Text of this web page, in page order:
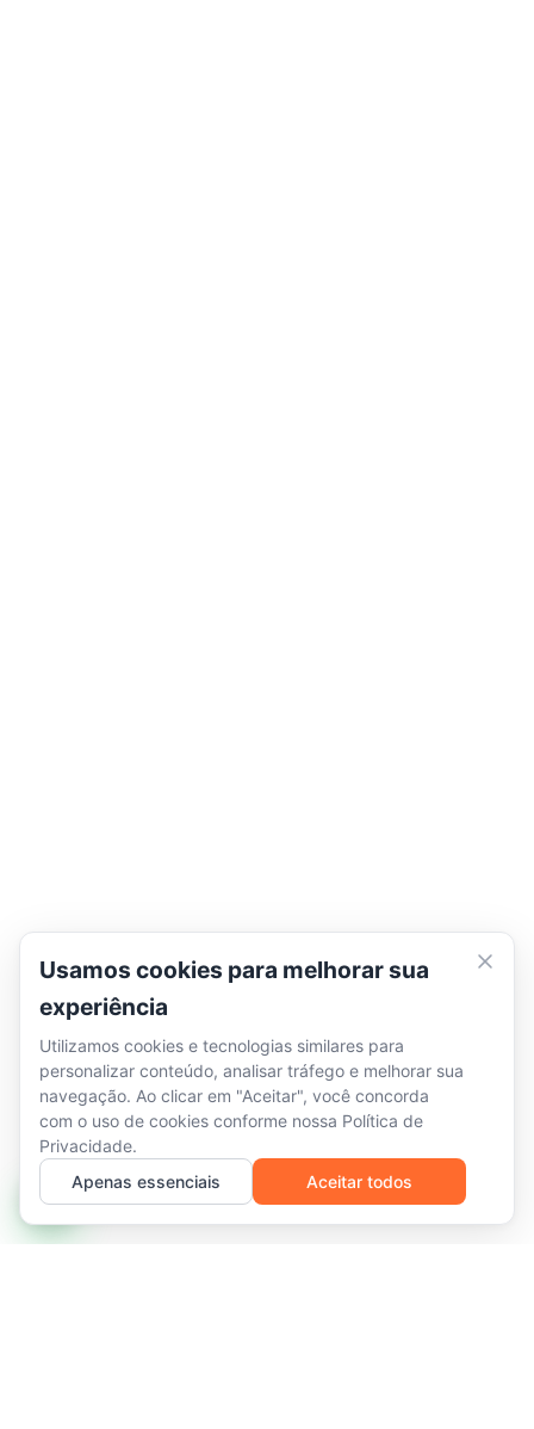
Usamos cookies para melhorar sua
experiência
Utilizamos cookies e tecnologias similares para
personalizar conteúdo, analisar tráfego e melhorar sua
navegação. Ao clicar em "Aceitar", você concorda
com o uso de cookies conforme nossa Política de
Privacidade.
Apenas essenciais
Aceitar todos